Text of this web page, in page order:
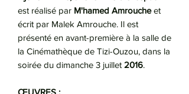
est réalisé par M'hamed Amroucheet
écrit par Malek Amrouche. Il est
présenté en avant-première à la salle de
la Cinémathèque de Tizi-Ouzou, dans la
soirée du dimanche 3 juillet 2016.